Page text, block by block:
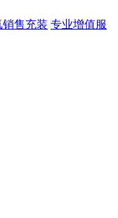
销售充装 专业增值服